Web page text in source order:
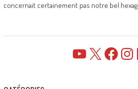
concernait certainement pas notre bel
YouTube Facebook